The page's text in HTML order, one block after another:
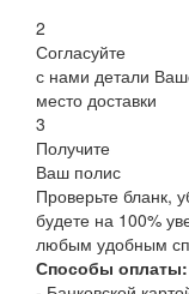
2
Согласуйте
с нами детали
место доставки
3
Получите
Ваш полис
Проверьте бланк,
будете на 100%
любым удобным
Способы оплаты: